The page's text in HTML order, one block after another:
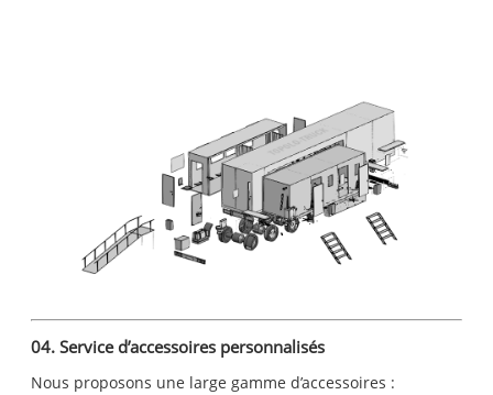
04. Service d’accessoires personnalisés
Nous proposons une large gamme d’accessoires :